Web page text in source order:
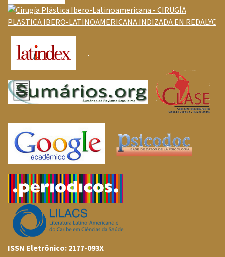
ISSN Eletrônico: 2177-093X